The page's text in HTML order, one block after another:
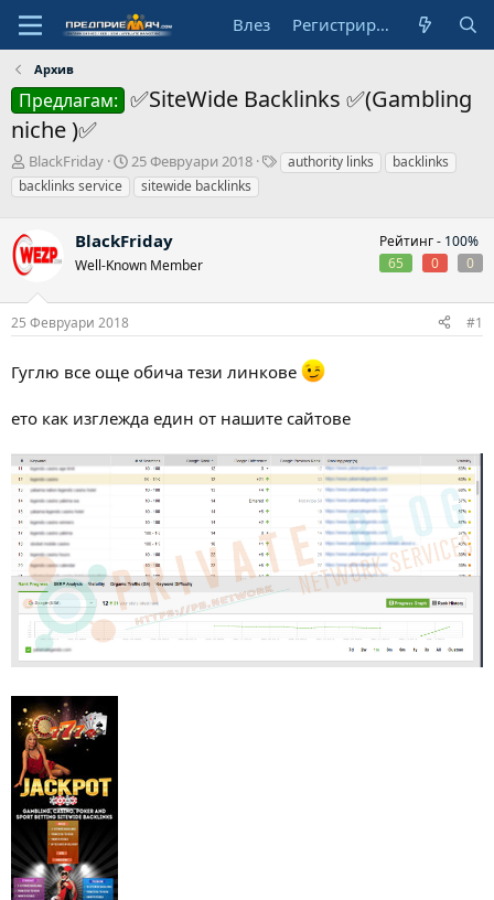
Влез Регистрирай се
Архив
Предлагам: ✅SiteWide Backlinks ✅(Gambling
niche )✅
А
в
т
р
BlackFriday
Н
а
ч
л
н
д
т
25 Февруари 2018
Тauthority links
backlinks
backlinks service
sitewide backlinks
BlackFriday
Well-Known Member
Рейтинг - 100%
65
0 0
25 Февруари 2018 #1
Гуглю все още обича тези линкове
ето как изглежда един от нашите сайтове